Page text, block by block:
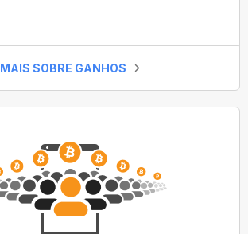
MAIS SOBRE GANHOS